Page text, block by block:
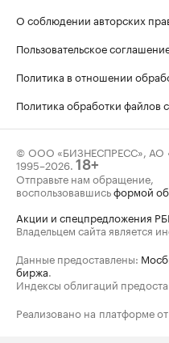
О соблюдении авторских
Пользовательское
Политика в отношении
Политика обработки файлов
© ООО «БИЗНЕСПРЕСС», АО
1995–2026. 18+
Отправьте нам обращение,
воспользовавшисьформой
Акции и спецпредложения
Владельцем сайта является
Данные предоставлены:
биржа.
Индексы облигаций
Реализовано на платформе от